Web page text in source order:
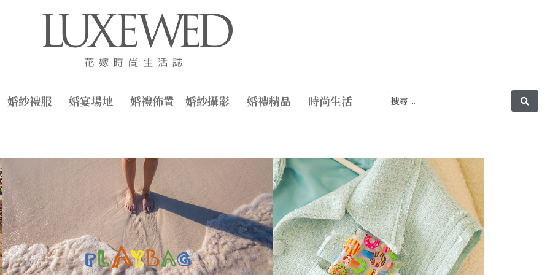
婚紗禮服 婚宴場地 婚禮佈置 婚紗攝影 婚禮精品 時尚生活